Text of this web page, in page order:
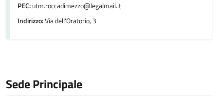
PEC:utm.roccadimezzo@legalmail.it
Indirizzo:Via dell'Oratorio, 3
Sede Principale